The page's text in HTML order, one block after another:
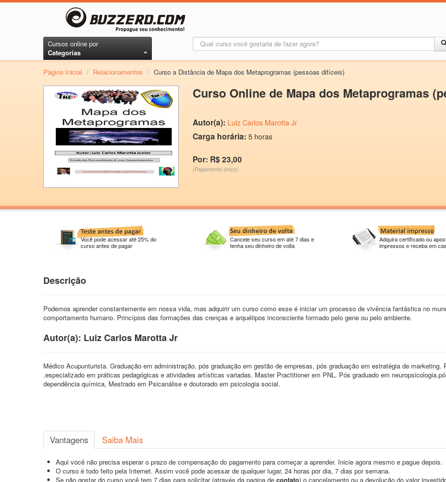
Cursos online por
Categorias
Página Inicial / Relacionamentos / Curso a Distância de Mapa dos Metaprogramas (pessoas difíceis)
Curso Online de Mapa dos Metaprogramas
Autor(a): Luiz Carlos Marotta Jr
Carga horária: 5 horas
Por: R$ 23,00
(Pagamento único)
Você pode acessar até 25% do
curso antes de pagar
Cancele seu curso em até 7 dias e
tenha seu dinheiro de volta
Adquira certificado ou
impressos e receba em
Descrição
Podemos aprender constantemente em nossa vida, mas adquirir um curso como esse é iniciar um processo de vivência fantástica no
comportamento humano. Princípios das formações das crenças e arquétipos inconsciente formado pelo gene ou pelo ambiente.
Autor(a): Luiz Carlos Marotta Jr
Médico Acupunturista. Graduação em administração, pós graduação em gestão de empresas, pós graduação em estratégia de marketing.
.especializado em práticas pedagógicas e atividades artísticas variadas. Master Practitioner em PNL. Pós graduado em
dependência química, Mestrado em Psicanálise e doutorado em psicologia social.
Vantagens Saiba Mais
Aqui você não precisa esperar o prazo de compensação do pagamento para começar a aprender. Inicie agora mesmo e pague depois.
O curso é todo feito pela Internet. Assim você pode acessar de qualquer lugar, 24 horas por dia, 7 dias por semana.
Se não gostar do curso você tem 7 dias para solicitar (através da pagina de contato) o cancelamento ou a devolução do valor